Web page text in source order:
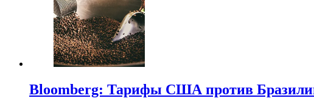
Bloomberg: Тарифы США против